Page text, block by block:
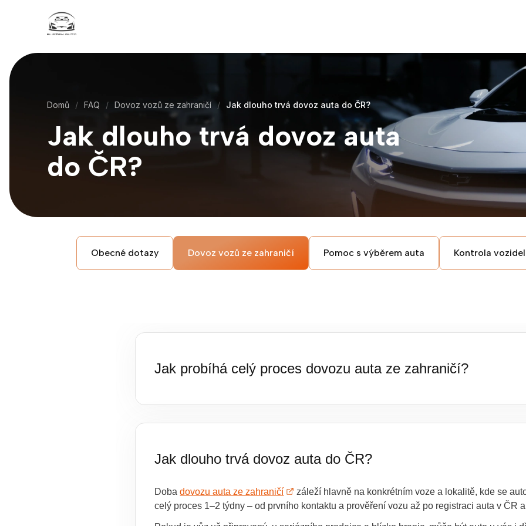
Domů FAQ Dovoz vozů ze zahraničí Jak dlouho trvá dovoz auta do ČR?
Jak dlouho trvá dovoz auta
do ČR?
Obecné dotazy Dovoz vozů ze zahraničí Pomoc s výběrem auta Kontrola
Jak probíhá celý proces dovozu auta ze zahraničí?
probereme, jaké auto hledáte, a vybereme konkrétní vůz, často z portálů jako mobile.de
inzerátem. Pokud vůz projde, postarám se o bezpečný převoz do ČR, dovozovou STK,
Jak dlouho trvá dovoz auta do ČR?
Doba dovozu auta ze zahraničí
záleží hlavně na konkrétním voze a lokalitě, kde se
celý proces 1–2 týdny – od prvního kontaktu a prověření vozu až po registraci auta v ČR